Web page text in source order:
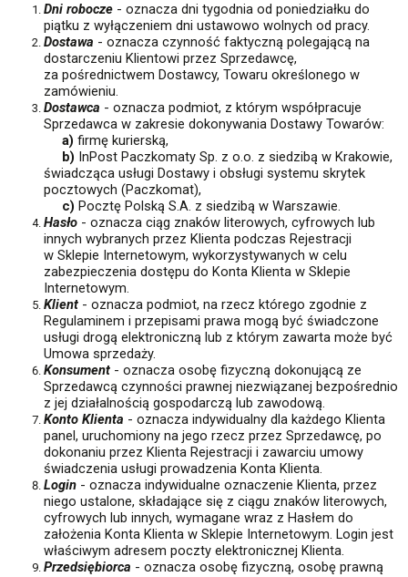
Dni robocze - oznacza dni tygodnia od poniedziałku do
piątku z wyłączeniem dni ustawowo wolnych od pracy.
Dostawa - oznacza czynność faktyczną polegającą na
dostarczeniu Klientowi przez Sprzedawcę,
za pośrednictwem Dostawcy, Towaru określonego w
zamówieniu.
Dostawca - oznacza podmiot, z którym współpracuje
Sprzedawca w zakresie dokonywania Dostawy Towarów:
a) firmę kurierską,
b) InPost Paczkomaty Sp. z o.o. z siedzibą w Krakowie,
świadcząca usługi Dostawy i obsługi systemu skrytek
pocztowych (Paczkomat),
c) Pocztę Polską S.A. z siedzibą w Warszawie.
Hasło - oznacza ciąg znaków literowych, cyfrowych lub
innych wybranych przez Klienta podczas Rejestracji
w Sklepie Internetowym, wykorzystywanych w celu
zabezpieczenia dostępu do Konta Klienta w Sklepie
Internetowym.
Klient - oznacza podmiot, na rzecz którego zgodnie z
Regulaminem i przepisami prawa mogą być świadczone
usługi drogą elektroniczną lub z którym zawarta może być
Umowa sprzedaży.
Konsument - oznacza osobę fizyczną dokonującą ze
Sprzedawcą czynności prawnej niezwiązanej bezpośrednio
z jej działalnością gospodarczą lub zawodową.
Konto Klienta - oznacza indywidualny dla każdego Klienta
panel, uruchomiony na jego rzecz przez Sprzedawcę, po
dokonaniu przez Klienta Rejestracji i zawarciu umowy
świadczenia usługi prowadzenia Konta Klienta.
Login - oznacza indywidualne oznaczenie Klienta, przez
niego ustalone, składające się z ciągu znaków literowych,
cyfrowych lub innych, wymagane wraz z Hasłem do
założenia Konta Klienta w Sklepie Internetowym. Login jest
właściwym adresem poczty elektronicznej Klienta.
Przedsiębiorca - oznacza osobę fizyczną, osobę prawną